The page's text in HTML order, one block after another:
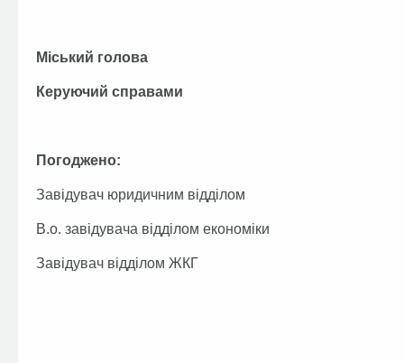
Міський голова
Керуючий справами
Погоджено:
Завідувач юридичним
В.о. завідувача відділом
Завідувач відділом ЖКГ